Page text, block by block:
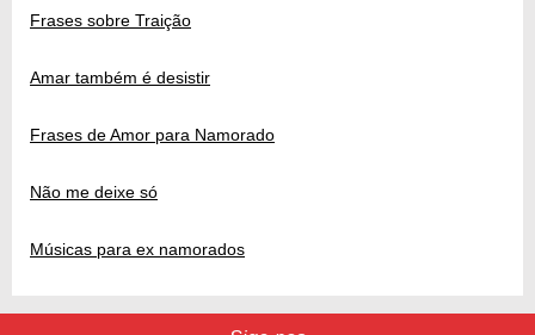
Frases sobre Traição
Amar também é desistir
Frases de Amor para Namorado
Não me deixe só
Músicas para ex namorados